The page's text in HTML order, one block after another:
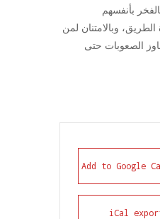
بأنفسهم
وبالامتنان لمن
الصعوبات حتى